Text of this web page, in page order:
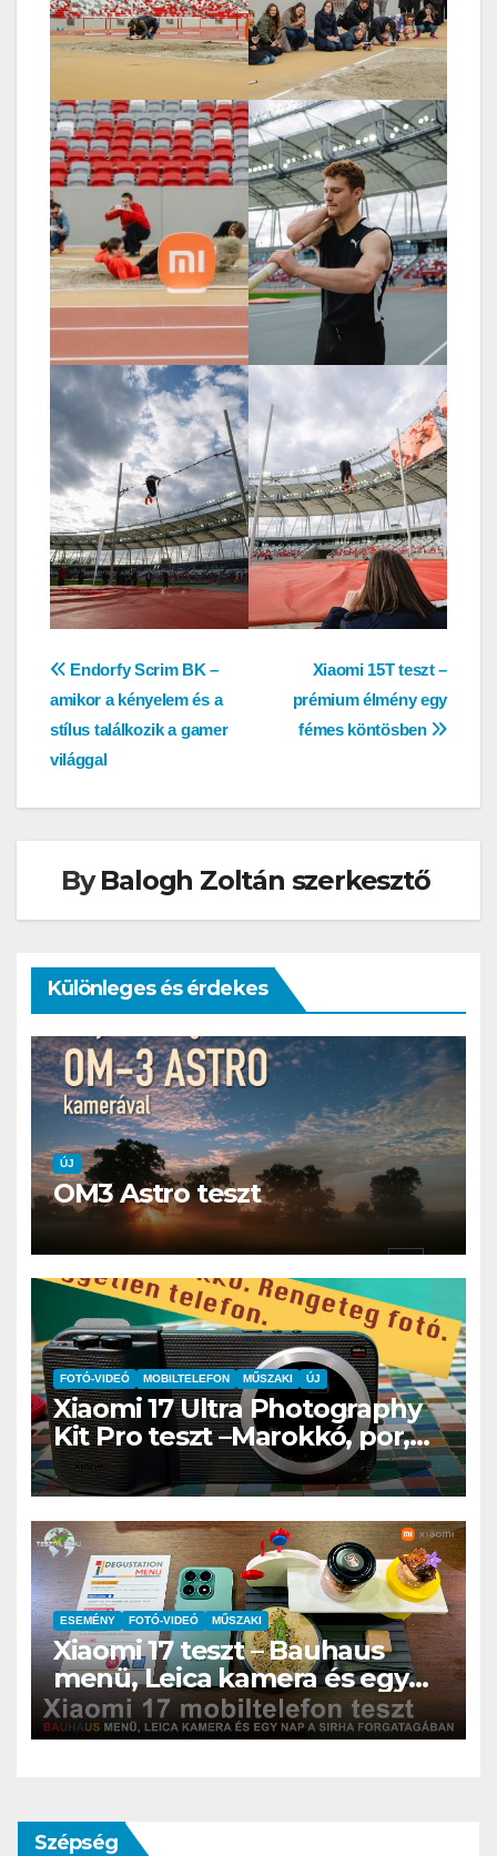
Bejegyzés
navigáció
Xiaomi 15T teszt –
prémium élmény egy
fémes köntösben
Endorfy Scrim BK –
amikor a kényelem és a
stílus találkozik a gamer
világgal
ByBalogh Zoltán szerkesztő
Különleges és érdekes
ÚJ
OM3 Astro teszt
FOTÓ-VIDEÓ MOBILTELEFON MŰSZAKI ÚJ
Xiaomi 17 Ultra Photography
Kit Pro teszt –Marokkó, por,
hegyek és az a
bizonyospillanat, amikor nem
hiányzik afényképezőgép
ESEMÉNY FOTÓ-VIDEÓ MŰSZAKI
Xiaomi 17 teszt – Bauhaus
menü, Leica kamera és egy
nap a SIRHA forgatagában
Szépség